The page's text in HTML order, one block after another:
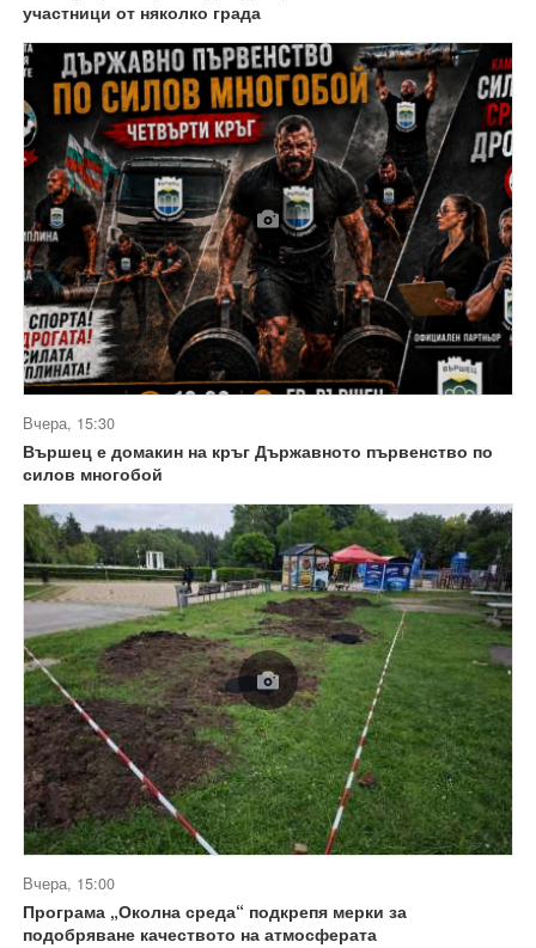
участници от няколко града
Вчера, 15:30
Вършец е домакин на кръг Държавното първенство по
силов многобой
Вчера, 15:00
Програма „Околна среда“ подкрепя мерки за
подобряване качеството на атмосферата